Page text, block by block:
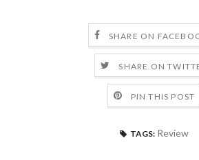
SHARE ON
SHARE ON
PIN THIS POST
TAGS: Review